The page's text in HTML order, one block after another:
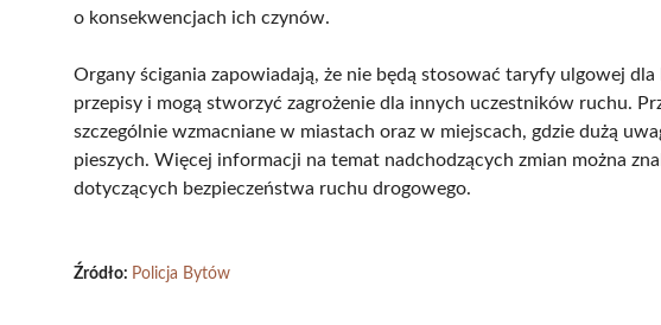
o konsekwencjach ich czynów.
Organy ścigania zapowiadają, że nie będą stosować taryfy ulgowej
przepisy i mogą stworzyć zagrożenie dla innych uczestników ruchu.
szczególnie wzmacniane w miastach oraz w miejscach, gdzie dużą
pieszych. Więcej informacji na temat nadchodzących zmian można
dotyczących bezpieczeństwa ruchu drogowego.
Źródło: Policja Bytów